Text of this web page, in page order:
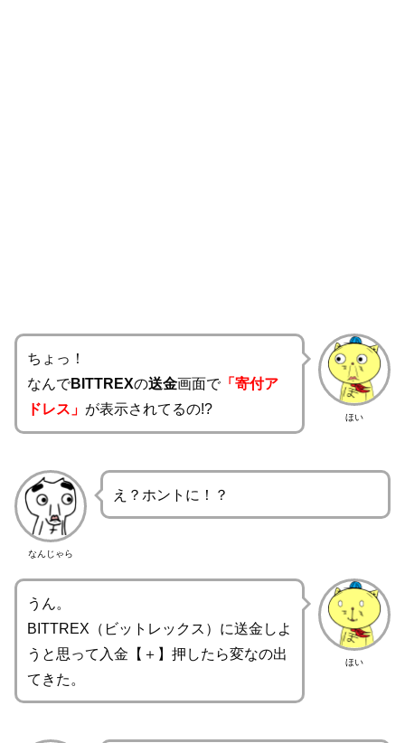
ほい
ちょっ！
なんでBITTREXの送金画面で「寄付ア
ドレス」 が表示されてるの!?
なんじゃら
え？ホントに！？
ほい
うん。
BITTREX（ビットレックス）に送金しよ
うと思って入金【＋】押したら変なの出
てきた。